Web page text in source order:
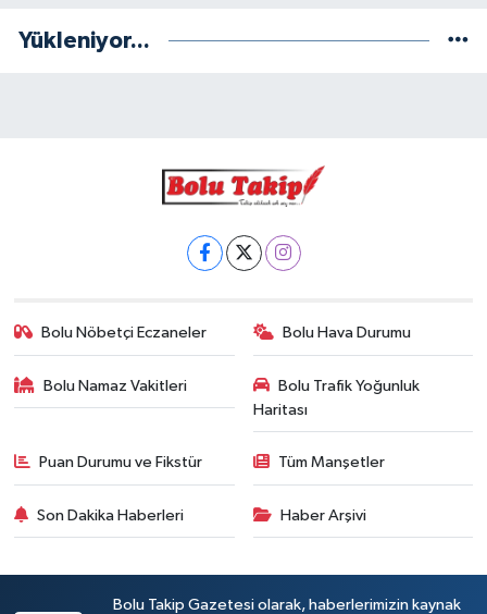
Yükleniyor...
Bolu Nöbetçi Eczaneler Bolu Hava Durumu
Bolu Namaz Vakitleri
Bolu Trafik Yoğunluk
Haritası
Puan Durumu ve Fikstür Tüm Manşetler
Son Dakika Haberleri Haber Arşivi
Bolu Takip Gazetesi olarak, haberlerimizin kaynak